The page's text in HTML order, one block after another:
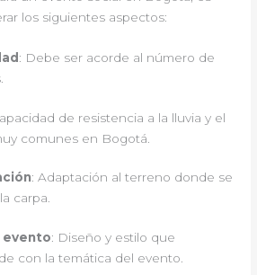
los siguientes aspectos:
: Debe ser acorde al número de
de resistencia a la lluvia y el
comunes en Bogotá.
: Adaptación al terreno donde se
carpa.
evento: Diseño y estilo que
con la temática del evento.